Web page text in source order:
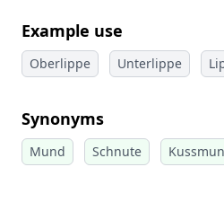
Example use
Oberlippe Unterlippe
Synonyms
Mund Schnute